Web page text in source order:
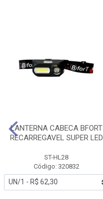
LANTERNA CABECA BFORT
RECARREGAVEL SUPER LED
ST-HL28
Código: 320832